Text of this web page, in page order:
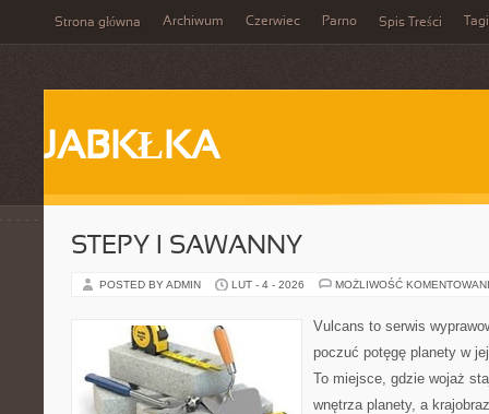
Strona główna Archiwum Czerwiec Parno Spis Treści Tagi
JABKŁKA
STEPY I SAWANNY
POSTED BY ADMIN LUT - 4 - 2026 MOŻLIWOŚĆ
Vulcans to serwis
poczuć potęgę planety w
To miejsce, gdzie wojaż
wnętrza planety, a